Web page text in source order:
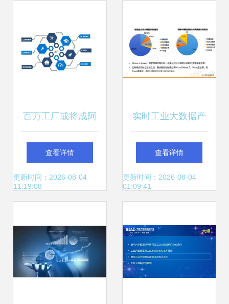
百万工厂或将成阿
里新摇钱树，网友
又一次快于京东步
查看详情
更新时间：2026-08-04
11:19:08
实时工业大数据产
品实践——上汽集
团数据湖与大数据
查看详情
更新时间：2026-08-04
01:09:41